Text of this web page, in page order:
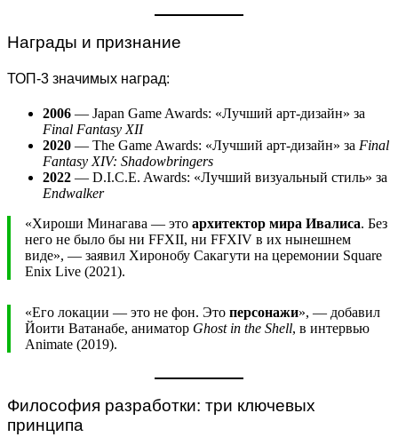
Награды и признание
ТОП-3 значимых наград:
2006 — Japan Game Awards: «Лучший арт-дизайн» за
Final Fantasy XII
2020 — The Game Awards: «Лучший арт-дизайн» за Final
Fantasy XIV: Shadowbringers
2022 — D.I.C.E. Awards: «Лучший визуальный стиль» за
Endwalker
«Хироши Минагава — это архитектор мира Ивалиса. Без
него не было бы ни FFXII, ни FFXIV в их нынешнем
виде», — заявил Хиронобу Сакагути на церемонии Square
Enix Live (2021).
«Его локации — это не фон. Это персонажи», — добавил
Йоити Ватанабе, аниматор Ghost in the Shell, в интервью
Animate (2019).
Философия разработки: три ключевых
принципа